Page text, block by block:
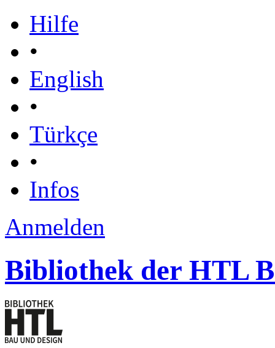
Hilfe
•
English
•
Türkçe
•
Infos
Anmelden
Bibliothek der HTL